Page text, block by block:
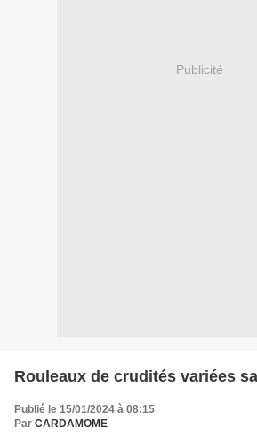
Publicité
Rouleaux de crudités variées
Publié le 15/01/2024 à 08:15
Par CARDAMOME